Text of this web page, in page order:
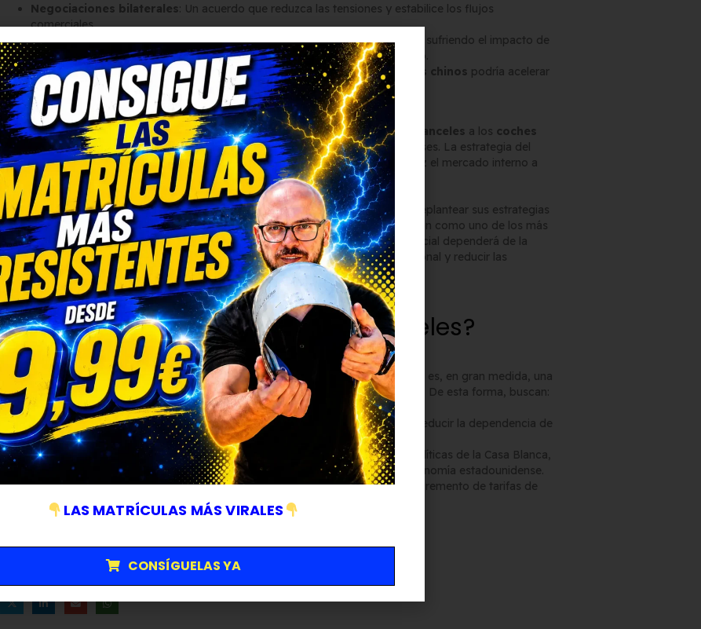
Negociaciones bilaterales: Un acuerdo que reduzca las tensiones y estabilice los flujos
comerciales.
Continuación de las tensiones: Si no hay acuerdo, las empresas seguirán sufriendo el impacto de
los aranceles, lo que puede forzar a reestructurar sus cadenas de suministro.
Expansión de la competencia local
: El fomento de la industria de coches chinos podría acelerar
la aparición de nuevos competidores fuertes en el mercado global.
Elgolpe en la mesa de Chinacontra las políticas de Donald Trump alsubir aranceles a los coches
americanossupone un desafío mayúsculo para las automotrices estadounidenses. La estrategia del
gobierno chinobusca proteger y potenciar su industria local, abriendo a su vez el mercado interno a
otros fabricantes no estadounidenses.
Ante este panorama, las marcas de Estados Unidos podrían verse obligadas a replantear sus estrategias
de producción y exportación, mientras que el mercado chino refuerza su posición como uno de los más
determinantes del sector. En última instancia, la resolución de esta guerra comercial dependerá de la
voluntad de negociación de ambos países para estabilizar el comercio internacional y reducir las
tensiones arancelarias.
¿Por qué China decide subir aranceles?
La decisión delgobierno chinodesubir arancelesa los coches americanos
es, en gran medida, una
respuesta a las medidas proteccionistas adoptadas por la administración Trump. De esta forma, buscan:
Proteger su industria local: Fomentar el consumo de coches chinos
y reducir la dependencia de
la importación de vehículos de marcas estadounidenses.
Ejercer presión comercial : Demostrar capacidad de reacción ante las políticas de la Casa Blanca,
afectando directamente a uno de los sectores más emblemáticos de la economía estadounidense.
Equilibrar la balanza: Tratar de compensar la balanza comercial ante el incremento de tarifas de
EE. UU. sobre los productos chinos.
Compartir esta publicacion
LAS MATRÍCULAS MÁS VIRALES
CONSÍGUELAS YA